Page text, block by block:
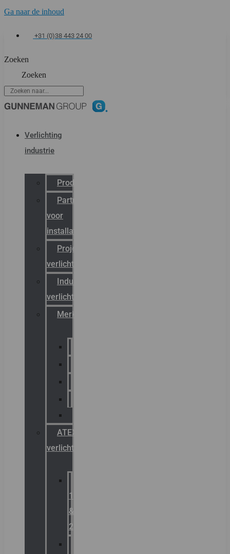
Ga naar de inhoud
+31 (0)38 443 24 00
Zoeken
Zoeken
Verlichting
industrie
Productcatalogus
Partner
voor
installateurs
Projectreferenties
verlichting
Industriële
verlichting
Merken
ATEX
verlichting
1
&
2